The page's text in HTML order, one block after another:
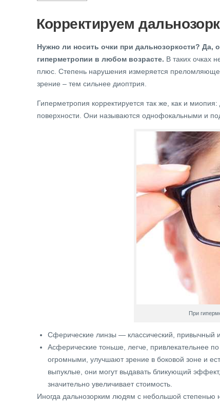
Корректируем
Нужно ли носить очки при дальнозоркости? Да,
гиперметропии в любом возрасте. В таких очках
плюс. Степень нарушения измеряется
зрение – тем сильнее диоптрия.
Гиперметропия корректируется так же, как и
поверхности. Они называются однофокальными и
При
Сферические линзы — классический, привычный
Асферические тоньше, легче, привлекательнее
огромными, улучшают зрение в боковой зоне и
выпуклые, они могут выдавать бликующий
значительно увеличивает стоимость.
Иногда дальнозорким людям с небольшой степенью